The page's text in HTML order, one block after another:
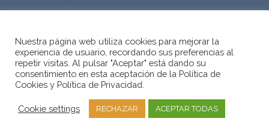
2019 © D&Habitat Gestión
Política de Privacidad
Nuestra página web utiliza cookies para mejorar la
experiencia de usuario, recordando sus preferencias al
repetir visitas. Al pulsar "Aceptar" está dando su
consentimiento en esta aceptación de la Política de
Cookies y Política de Privacidad.
Cookie settings RECHAZAR ACEPTAR TODAS